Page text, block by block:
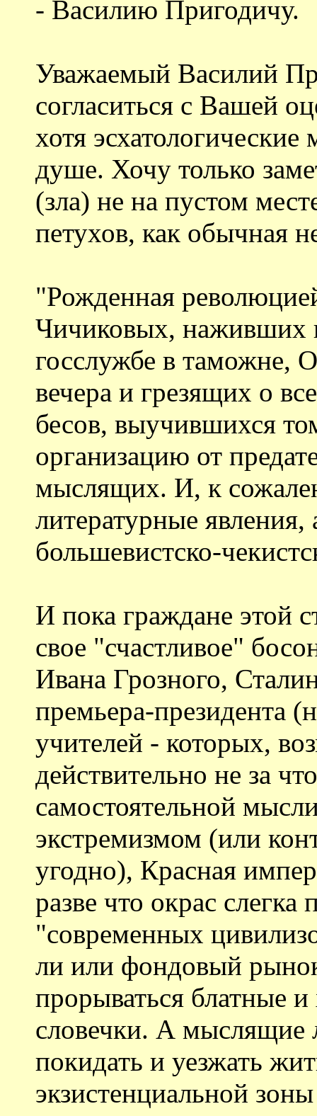
- Василию Пригодичу.
Уважаемый Василий
согласиться с Вашей
хотя
душе. Хочу только
(зла) не на пустом
петухов, как обычная
"Рожденная
Чичиковых, наживших
госслужбе в таможне,
вечера и грезящих о
бесов, выучившихся
организацию от
мыслящих. И, к
литературные явления,
большевистско-
И пока граждане этой
свое "счастливое"
Ивана Грозного,
премьера-президента
учителей - которых,
действительно не за
самостоятельной
экстремизмом (или
угодно), Красная
разве что окрас
"современных
ли или фондовый
прорываться блатные
словечки. А мыслящие
покидать и уезжать
экзистенциальной